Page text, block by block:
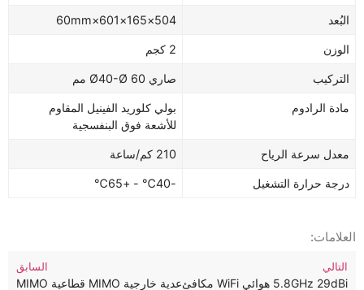
البُعد 504×165×601×60mm
الوزن 2 كجم
التركيب صاري Ø40-Ø 60 مم
مادة الرادوم
بولي كلوريد الفينيل المقاوم
للأشعة فوق البنفسجية
معدل سرعة الرياح 210 كم/ساعة
درجة حرارة التشغيل -40℃ - +65℃
العلامات:
السابق التالي
5.8GHz 29dBi هوائي WiFi مكافئ عالي المكاسب للشبكة